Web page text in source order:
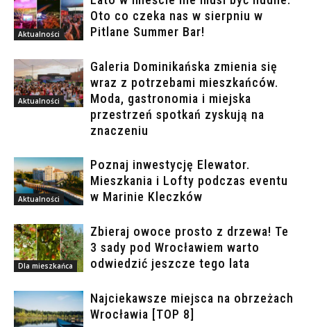
Aktualności
Oto co czeka nas w sierpniu w
Pitlane Summer Bar!
Aktualności
Galeria Dominikańska zmienia się
wraz z potrzebami mieszkańców.
Moda, gastronomia i miejska
przestrzeń spotkań zyskują na
znaczeniu
Aktualności
Poznaj inwestycję Elewator.
Mieszkania i Lofty podczas eventu
w Marinie Kleczków
Dla mieszkańca
Zbieraj owoce prosto z drzewa! Te
3 sady pod Wrocławiem warto
odwiedzić jeszcze tego lata
Najciekawsze miejsca na obrzeżach
Wrocławia [TOP 8]